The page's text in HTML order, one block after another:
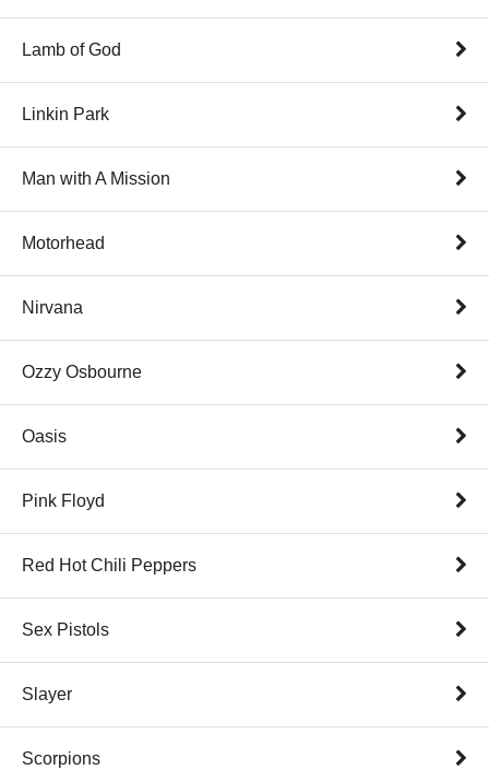
Lamb of God
Linkin Park
Man with A Mission
Motorhead
Nirvana
Ozzy Osbourne
Oasis
Pink Floyd
Red Hot Chili Peppers
Sex Pistols
Slayer
Scorpions